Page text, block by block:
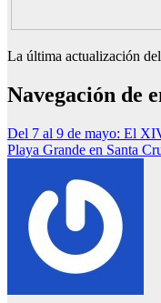
La última actualización
Navegación de
Del 7 al 9 de mayo: El
Playa Grande en Santa